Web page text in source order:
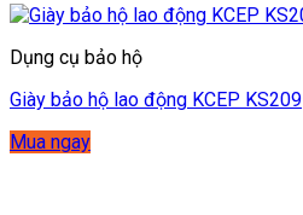
Dụng cụ bảo hộ
Giày bảo hộ lao động KCEP KS209
Mua ngay